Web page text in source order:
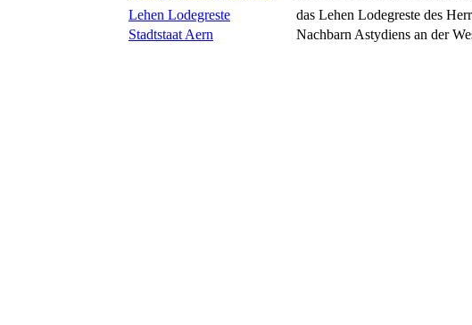
Lehen Lodegreste
das Lehen Lodegreste des
Stadtstaat Aern
Nachbarn Astydiens an der